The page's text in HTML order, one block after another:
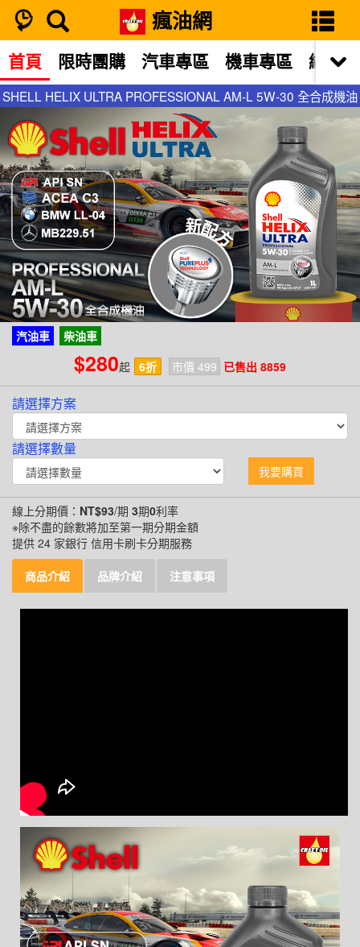
瘋油網
SHELL HELIX ULTRA PROFESSIONAL AM-L 5W-30 全合成機油
首頁 限時團購 汽車專區 機車專區 網站
SHELL HELIX ULTRA PROFESSIONAL AM-L 5W-30 全合成機油
汽油車 柴油車
$280起 6折 市價 499 已售出 8859
請選擇方案
請選擇數量
我要購買
線上分期價： NT$93/期 3期0利率
※除不盡的餘數將加至第一期分期金額
提供 24 家銀行 信用卡刷卡分期服務
商品介紹 品牌介紹 注意事項